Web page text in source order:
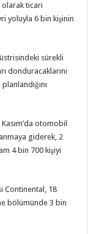
olarak ticari
yoluyla 6 bin kişinin
sürekli
donduracaklarını
otomobil
giderek, 2
4 bin 700 kişiyi
Continental, 18
bölümünde 3 bin